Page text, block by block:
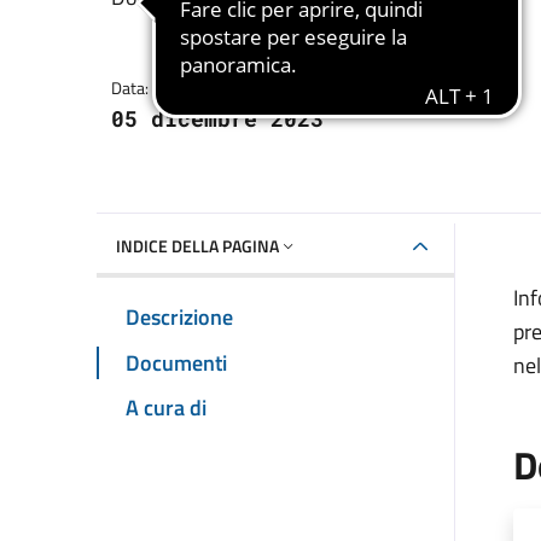
Data:
05 dicembre 2023
INDICE DELLA PAGINA
Descrizione
Documenti
A cura di